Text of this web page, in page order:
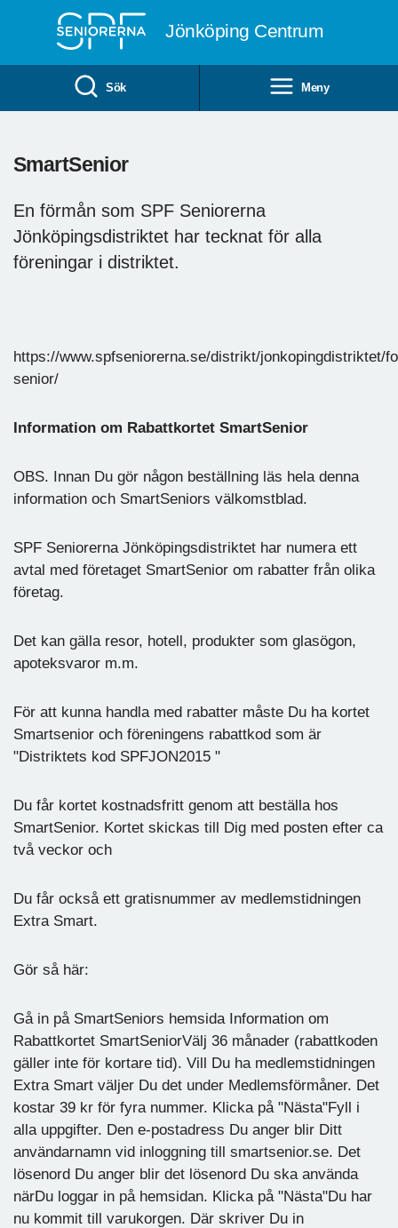
Jönköping Centrum
Sök Meny
SmartSenior
En förmån som SPF Seniorerna
Jönköpingsdistriktet har tecknat för alla
föreningar i distriktet.
https://www.spfseniorerna.se/distrikt/jonkopingdistriktet/
senior/
Information om Rabattkortet SmartSenior
OBS. Innan Du gör någon beställning läs hela denna
information och SmartSeniors välkomstblad.
SPF Seniorerna Jönköpingsdistriktet har numera ett
avtal med företaget SmartSenior om rabatter från olika
företag.
Det kan gälla resor, hotell, produkter som glasögon,
apoteksvaror m.m.
För att kunna handla med rabatter måste Du ha kortet
Smartsenior och föreningens rabattkod som är
"Distriktets kod SPFJON2015 "
Du får kortet kostnadsfritt genom att beställa hos
SmartSenior. Kortet skickas till Dig med posten efter ca
två veckor och
Du får också ett gratisnummer av medlemstidningen
Extra Smart.
Gör så här:
Gå in på SmartSeniors hemsida Information om
Rabattkortet SmartSeniorVälj 36 månader (rabattkoden
gäller inte för kortare tid). Vill Du ha medlemstidningen
Extra Smart väljer Du det under Medlemsförmåner. Det
kostar 39 kr för fyra nummer. Klicka på "Nästa"Fyll i
alla uppgifter. Den e-postadress Du anger blir Ditt
användarnamn vid inloggning till smartsenior.se. Det
lösenord Du anger blir det lösenord Du ska använda
närDu loggar in på hemsidan. Klicka på "Nästa"Du har
nu kommit till varukorgen. Där skriver Du in